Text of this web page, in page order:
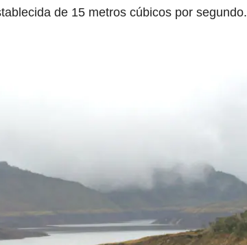
de 15 metros cúbicos por segundo.